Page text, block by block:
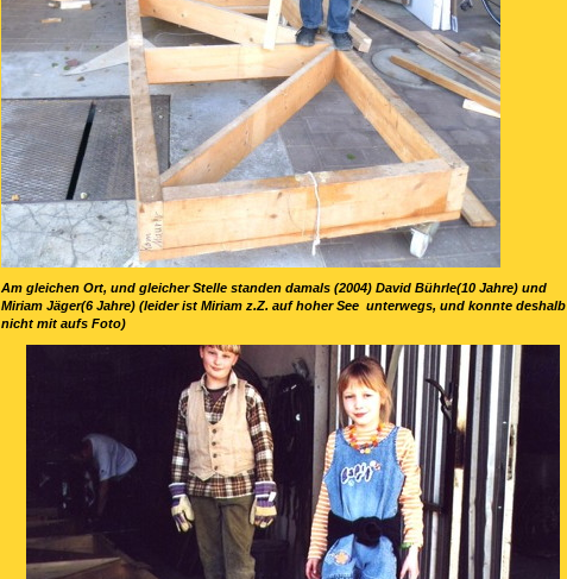
Am gleichen Ort, und gleicher Stelle standen damals (2004) David Bührle(10 Jahre) und
Miriam Jäger(6 Jahre) (leider ist Miriam z.Z. auf hoher See unterwegs, und konnte deshalb
nicht mit aufs Foto)